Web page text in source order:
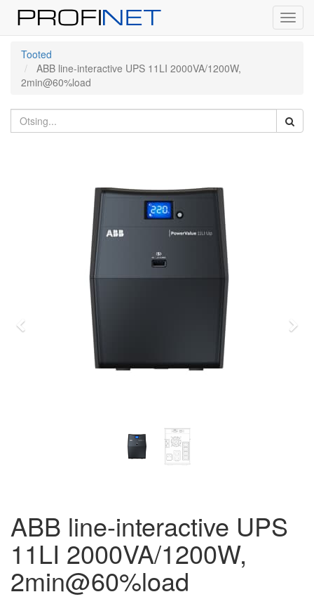
Tooted
ABB line-interactive UPS 11LI 2000VA/1200W,
2min@60%load
ABB line-interactive UPS
11LI 2000VA/1200W,
2min@60%load